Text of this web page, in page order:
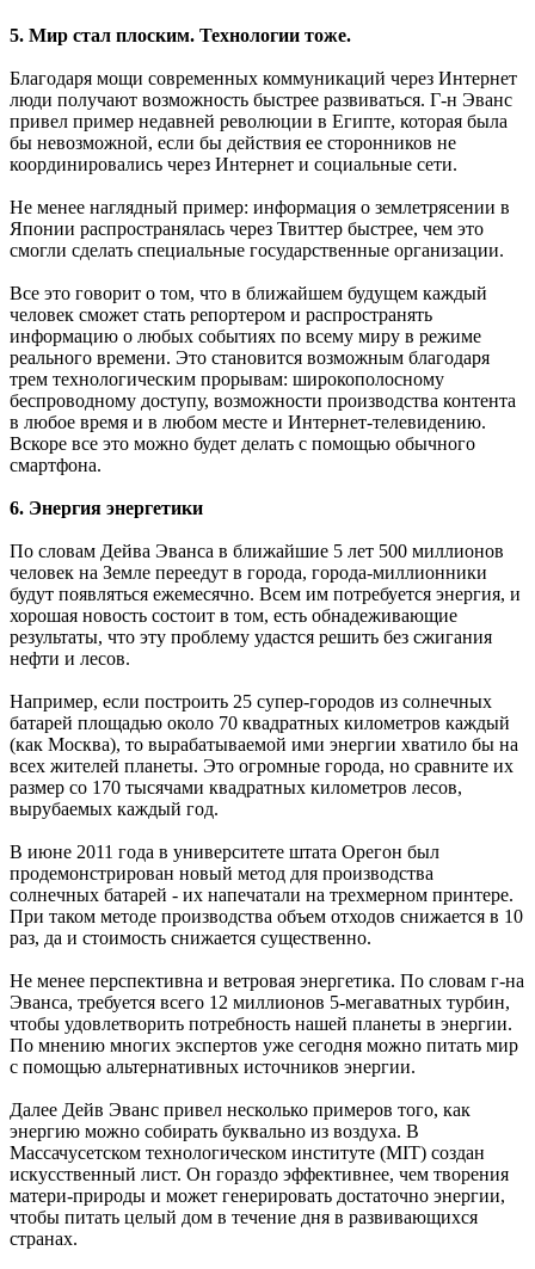
5. Мир стал плоским. Технологии тоже.
Благодаря мощи современных коммуникаций через Интернет
люди получают возможность быстрее развиваться. Г-н Эванс
привел пример недавней революции в Египте, которая была
бы невозможной, если бы действия ее сторонников не
координировались через Интернет и социальные сети.
Не менее наглядный пример: информация о землетрясении в
Японии распространялась через Твиттер быстрее, чем это
смогли сделать специальные государственные организации.
Все это говорит о том, что в ближайшем будущем каждый
человек сможет стать репортером и распространять
информацию о любых событиях по всему миру в режиме
реального времени. Это становится возможным благодаря
трем технологическим прорывам: широкополосному
беспроводному доступу, возможности производства контента
в любое время и в любом месте и Интернет-телевидению.
Вскоре все это можно будет делать с помощью обычного
смартфона.
6. Энергия энергетики
По словам Дейва Эванса в ближайшие 5 лет 500 миллионов
человек на Земле переедут в города, города-миллионники
будут появляться ежемесячно. Всем им потребуется энергия, и
хорошая новость состоит в том, есть обнадеживающие
результаты, что эту проблему удастся решить без сжигания
нефти и лесов.
Например, если построить 25 супер-городов из солнечных
батарей площадью около 70 квадратных километров каждый
(как Москва), то вырабатываемой ими энергии хватило бы на
всех жителей планеты. Это огромные города, но сравните их
размер со 170 тысячами квадратных километров лесов,
вырубаемых каждый год.
В июне 2011 года в университете штата Орегон был
продемонстрирован новый метод для производства
солнечных батарей - их напечатали на трехмерном принтере.
При таком методе производства объем отходов снижается в 10
раз, да и стоимость снижается существенно.
Не менее перспективна и ветровая энергетика. По словам г-на
Эванса, требуется всего 12 миллионов 5-мегаватных турбин,
чтобы удовлетворить потребность нашей планеты в энергии.
По мнению многих экспертов уже сегодня можно питать мир
с помощью альтернативных источников энергии.
Далее Дейв Эванс привел несколько примеров того, как
энергию можно собирать буквально из воздуха. В
Массачусетском технологическом институте (MIT) создан
искусственный лист. Он гораздо эффективнее, чем творения
матери-природы и может генерировать достаточно энергии,
чтобы питать целый дом в течение дня в развивающихся
странах.